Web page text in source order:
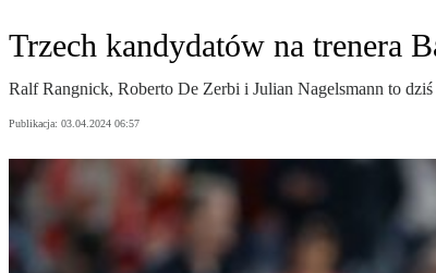
Trzech kandydatów na trenera
Ralf Rangnick, Roberto De Zerbi i Julian Nagelsmann to
Publikacja: 03.04.2024 06:57